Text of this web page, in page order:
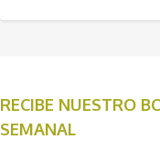
RECIBE NUESTRO
SEMANAL